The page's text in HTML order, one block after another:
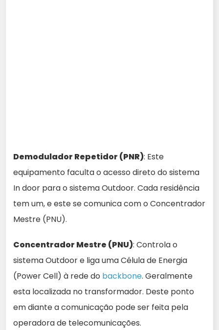
Demodulador Repetidor (PNR): Este
equipamento faculta o acesso direto do sistema
In door para o sistema Outdoor. Cada residência
tem um, e este se comunica com o Concentrador
Mestre (PNU).
Concentrador Mestre (PNU): Controla o
sistema Outdoor e liga uma Célula de Energia
(Power Cell) à rede do backbone. Geralmente
esta localizada no transformador. Deste ponto
em diante a comunicação pode ser feita pela
operadora de telecomunicações.